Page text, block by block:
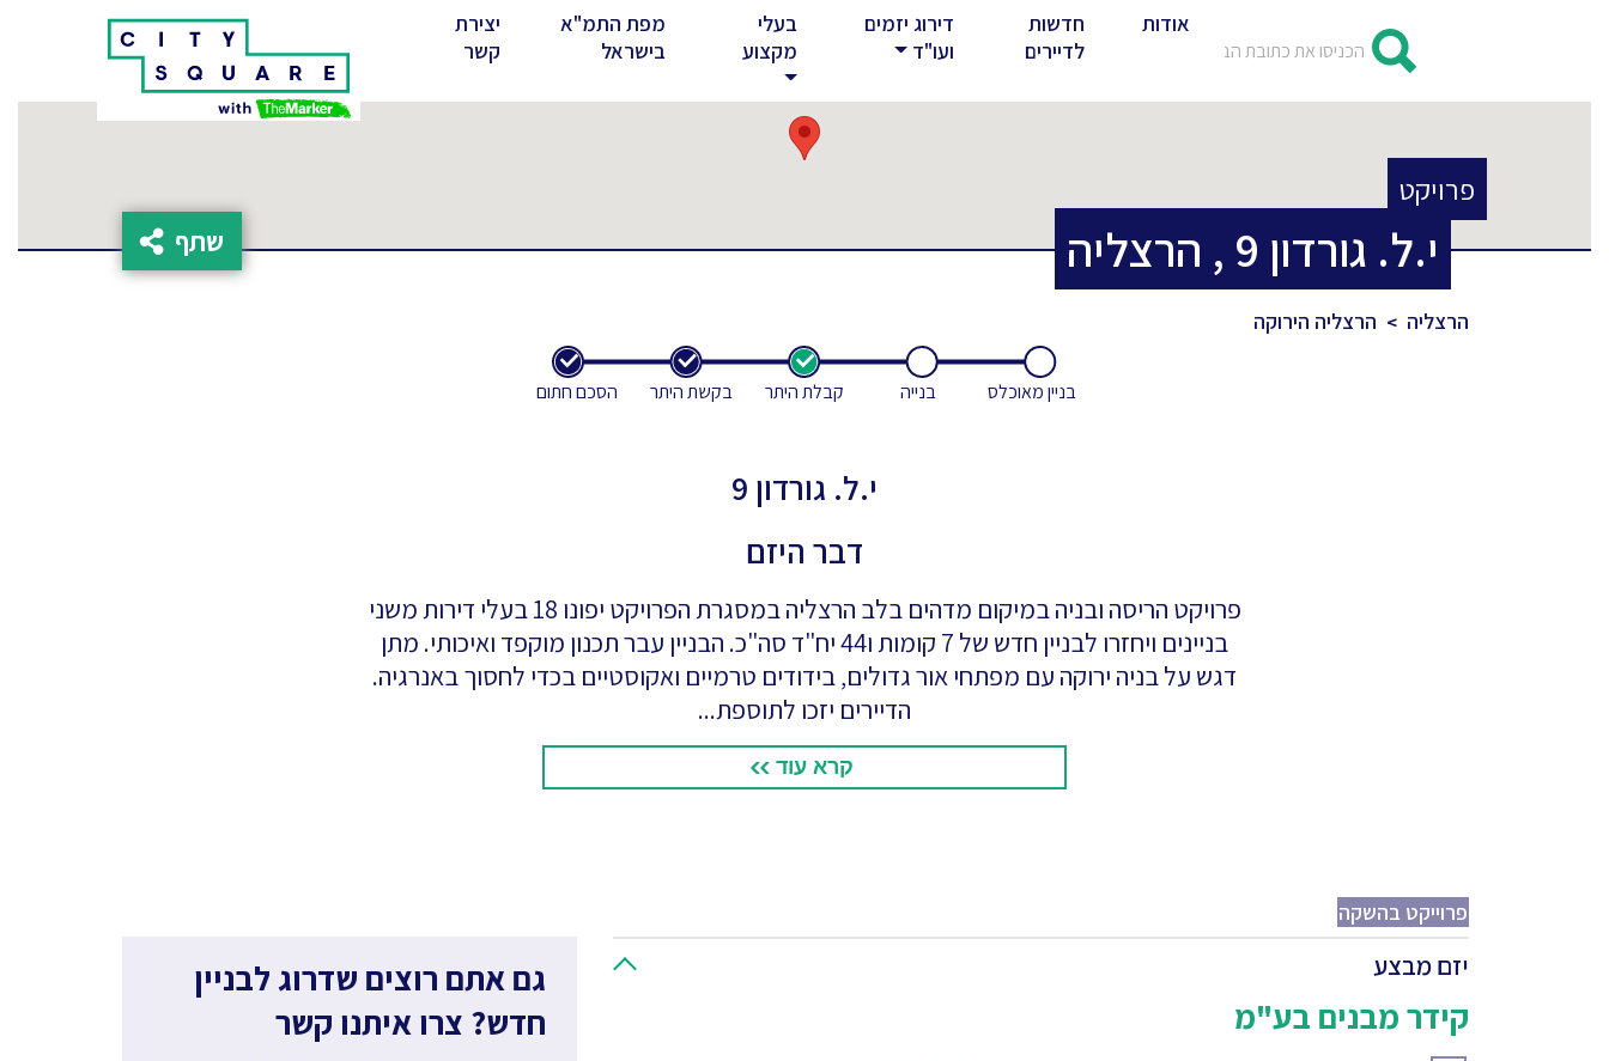
יצירת
קשר(current)
מפת התמ"א
בישראל
בעלי
מקצוע
דירוג יזמים
ועו"ד
חדשות
לדיירים
אודות
פרויקט
י.ל. גורדון 9
, הרצליה שתף
הרצליה הרצליה הירוקה
בניין מאוכלס בנייה קבלת היתר בקשת היתר הסכם חתום
י.ל. גורדון 9
דבר היזם
פרויקט הריסה ובניה במיקום מדהים בלב הרצליה במסגרת הפרויקט יפונו 18 בעלי דירות משני
בניינים ויחזרו לבניין חדש של 7 קומות ו44 יח"ד סה"כ. הבניין עבר תכנון מוקפד ואיכותי. מתן
דגש על בניה ירוקה עם מפתחי אור גדולים, בידודים טרמיים ואקוסטיים בכדי לחסוך באנרגיה.
הדיירים יזכו לתוספת...
קרא עוד
פרוייקט בהשקה
יזם מבצע
קידר מבנים בע"מ
גם אתם רוצים שדרוג לבניין
חדש? צרו איתנו קשר